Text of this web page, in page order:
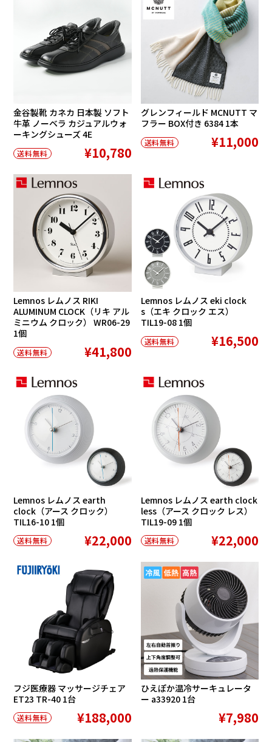
金谷製靴 カネカ 日本製 ソフト
牛革 ノーベラ カジュアルウォ
ーキングシューズ 4E
送料無料 ¥10,780
グレンフィールド MCNUTT マ
フラー BOX付き 6384 1本
送料無料 ¥11,000
Lemnos レムノス RIKI
ALUMINUM CLOCK（リキ アル
ミニウム クロック） WR06-29
1個
送料無料 ¥41,800
Lemnos レムノス eki clock
s（エキ クロック エス）
TIL19-08 1個
送料無料 ¥16,500
Lemnos レムノス earth
clock（アース クロック）
TIL16-10 1個
送料無料 ¥22,000
Lemnos レムノス earth clock
less（アース クロック レス）
TIL19-09 1個
送料無料 ¥22,000
フジ医療器 マッサージチェア
ET23 TR-40 1台
送料無料 ¥188,000
ひえぽか温冷サーキュレータ
ー a33920 1台
¥7,980